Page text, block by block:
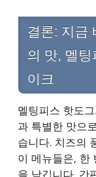
결론: 지금
의 맛, 멜
이크
멜팅피스 핫도
과 특별한 맛으
습니다. 치즈의
이 메뉴들은, 한
을 남깁니다. 간